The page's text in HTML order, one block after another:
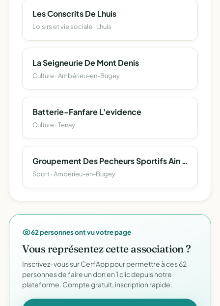
Les Conscrits De Lhuis
Loisirs et vie sociale · Lhuis
La Seigneurie De Mont Denis
Culture · Ambérieu-en-Bugey
Batterie-Fanfare L'evidence
Culture · Tenay
Groupement Des Pecheurs Sportifs Ain Bugey
Sport · Ambérieu-en-Bugey
62 personnes ont vu votre page
Vous représentez cette association ?
Inscrivez-vous sur CerfApp pour permettre à ces 62
personnes de faire un don en 1 clic depuis notre
plateforme. Compte gratuit, inscription rapide.